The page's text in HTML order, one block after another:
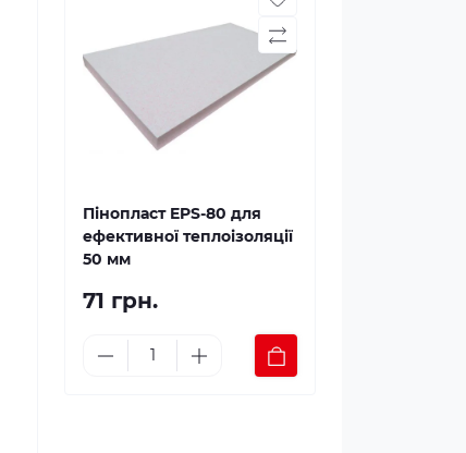
Пінопласт EPS-80 для
ефективної теплоізоляції
50 мм
71 грн.